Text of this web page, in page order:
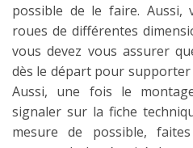
possible de le faire. Aussi,
roues de différentes
vous devez vous assurer
dès le départ pour supporter
Aussi, une fois le
signaler sur la fiche
mesure de possible,